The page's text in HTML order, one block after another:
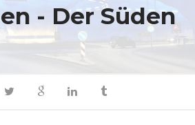
- Der Süden